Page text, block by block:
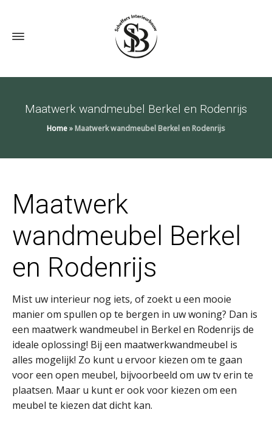
Maatwerk wandmeubel Berkel en Rodenrijs
Home»Maatwerk wandmeubel Berkel en Rodenrijs
Maatwerk
wandmeubel Berkel
en Rodenrijs
Mist uw interieur nog iets, of zoekt u een mooie
manier om spullen op te bergen in uw woning? Dan is
een maatwerk wandmeubel in Berkel en Rodenrijs de
ideale oplossing! Bij een maatwerkwandmeubel is
alles mogelijk! Zo kunt u ervoor kiezen om te gaan
voor een open meubel, bijvoorbeeld om uw tv erin te
plaatsen. Maar u kunt er ook voor kiezen om een
meubel te kiezen dat dicht kan.